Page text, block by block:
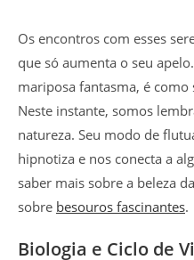
Os encontros com esses
que só aumenta o seu
mariposa fantasma, é
Neste instante, somos
natureza. Seu modo de
hipnotiza e nos conecta a
saber mais sobre a beleza
sobre besouros fascinantes.
Biologia e Ciclo de